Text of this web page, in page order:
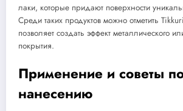
лаки, которые придают поверхности
Среди таких продуктов можно отметить
позволяет создать эффект металлического
покрытия.
Применение и советы
нанесению